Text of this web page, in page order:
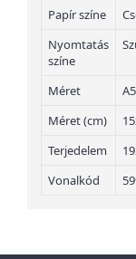
Papír színe
Nyomtatás
színe
Méret
A5
Méret (cm)
Terjedelem
Vonalkód